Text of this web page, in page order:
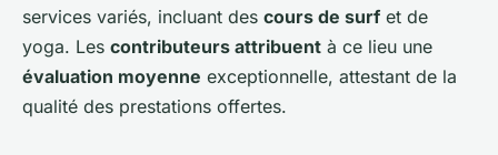
services variés, incluant des cours de surf et de
yoga. Les contributeurs attribuent à ce lieu une
évaluation moyenne exceptionnelle, attestant de la
qualité des prestations offertes.